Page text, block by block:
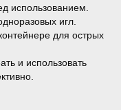
использованием.
игл.
для острых
и использовать